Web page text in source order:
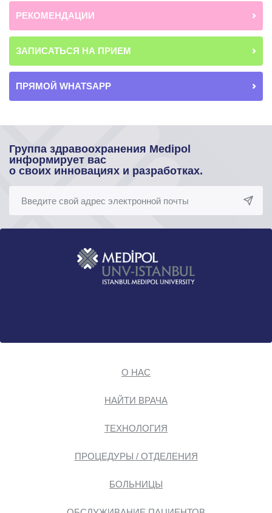
РЕКОМЕНДАЦИИ
ЗАПИСАТЬСЯ НА ПРИЕМ
ПРЯМОЙ WHATSAPP
Группа здравоохранения Medipol
информирует вас
о своих инновациях и разработках.
О НАС
НАЙТИ ВРАЧА
ТЕХНОЛОГИЯ
ПРОЦЕДУРЫ / ОТДЕЛЕНИЯ
БОЛЬНИЦЫ